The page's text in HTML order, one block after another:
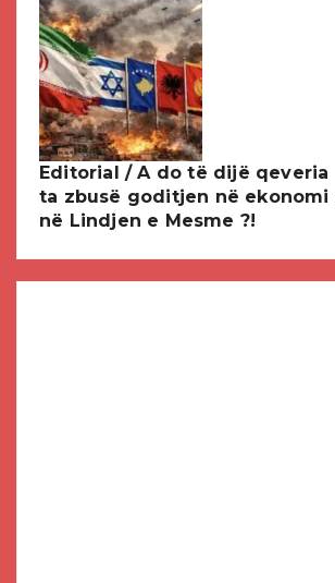
Editorial / A do të dijë qeveria
ta zbusë goditjen në ekonomi
në Lindjen e Mesme ?!